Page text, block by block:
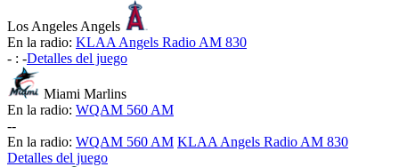
Los Angeles Angels
En la radio: KLAA Angels Radio AM 830
- : -Detalles del juego
Miami Marlins
En la radio: WQAM 560 AM
--
En la radio: WQAM 560 AM KLAA Angels Radio AM 830
Detalles del juego